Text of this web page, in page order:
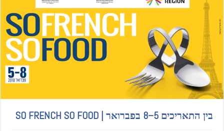
בין התאריכים 5–8 בפברואר | SO FRENCH SO FOOD